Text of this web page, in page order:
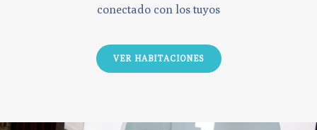
conectado con los tuyos
VER HABITACIONES